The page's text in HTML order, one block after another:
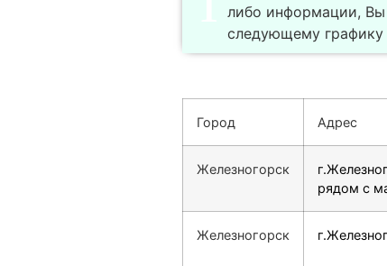
либо информации,
следующему
Город Адрес
Железногорск
рядом с
Железногорск